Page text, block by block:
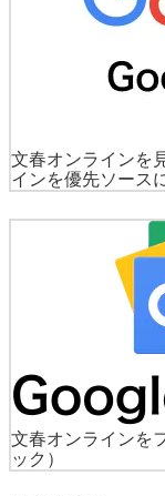
文春オンラインを
インを優先ソース
文春オンラインを
ック）